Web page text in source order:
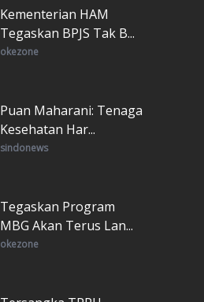
Kementerian HAM
Tegaskan BPJS Tak B...
okezone
Puan Maharani: Tenaga
Kesehatan Har...
sindonews
Tegaskan Program
MBG Akan Terus Lan...
okezone